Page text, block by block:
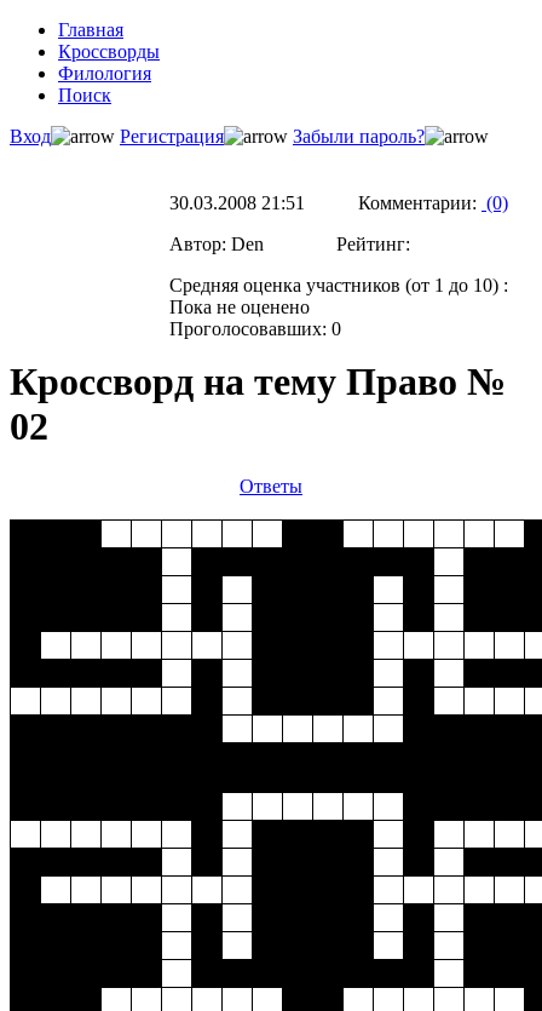
Главная
Кроссворды
Филология
Поиск
Вход
Регистрация Забыли пароль?
30.03.2008 21:51 Комментарии: (0)
Автор: Den Рейтинг:
Средняя оценка участников (от 1 до 10) :
Пока не оценено
Проголосовавших: 0
Кроссворд на тему Право №
02
Ответы